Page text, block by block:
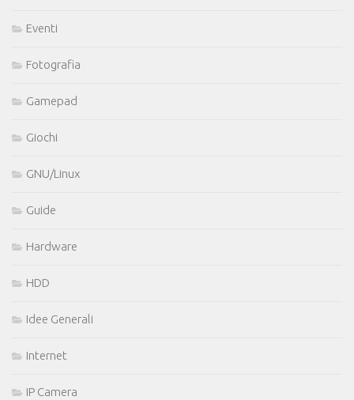
Eventi
Fotografia
Gamepad
Giochi
GNU/Linux
Guide
Hardware
HDD
Idee Generali
Internet
IP Camera